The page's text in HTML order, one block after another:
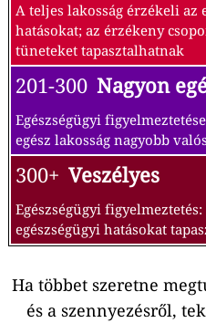
A teljes lakosság érzékeli az
hatásokat; az érzékeny
tüneteket tapasztalhatnak
201-300 Nagyon
Egészségügyi
egész lakosság nagyobb
300+ Veszélyes
Egészségügyi
egészségügyi hatásokat
Ha többet szeretne
és a szennyezésről,